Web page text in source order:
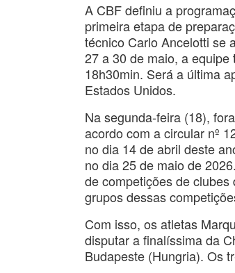
A CBF definiu a
primeira etapa de
técnico Carlo Ancelotti se
27 a 30 de maio, a
18h30min. Será a última
Estados Unidos.
Na segunda-feira (18),
acordo com a circular nº
no dia 14 de abril deste
no dia 25 de maio de
de competições de
grupos dessas
Com isso, os atletas
disputar a finalíssima da
Budapeste (Hungria). Os